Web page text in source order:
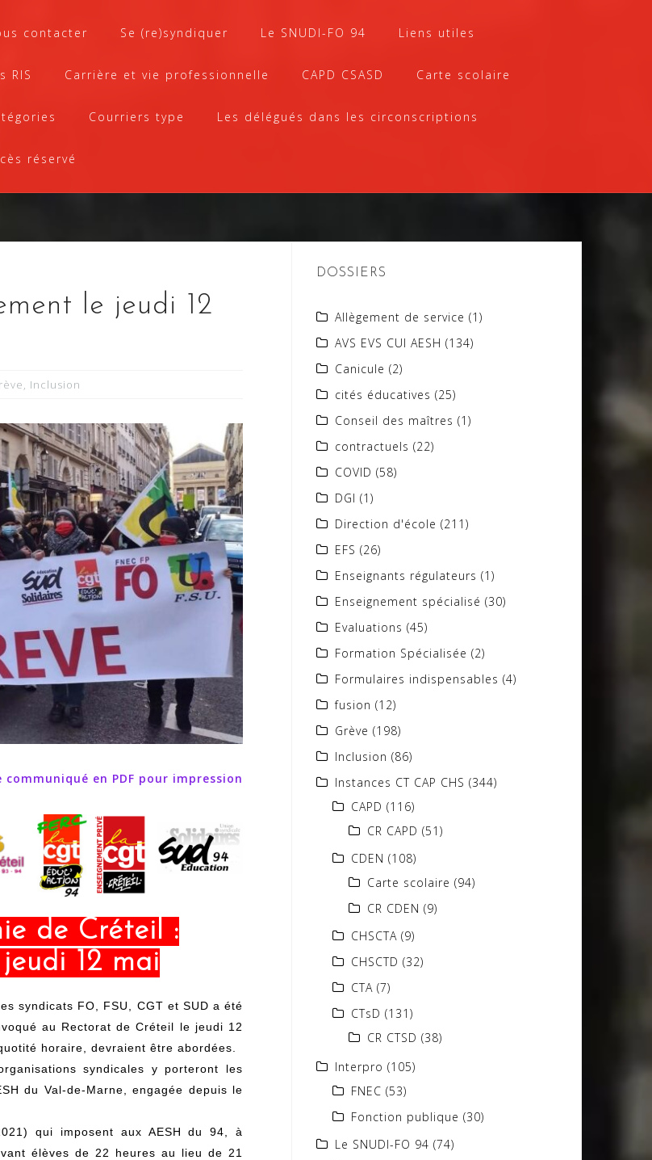
contacter Se (re)syndiquer Le SNUDI-FO 94 Liens utiles
RIS Carrière et vie professionnelle CAPD CSASD Carte scolaire
Courriers type Les délégués dans les circonscriptions
réservé
le jeudi 12
, Inclusion
communiqué en PDF pour impression
de Créteil :
12 mai
syndicats FO, FSU, CGT et SUD a été
au Rectorat de Créteil le jeudi 12
horaire, devraient être abordées.
syndicales y porteront les
du Val-de-Marne, engagée depuis le
qui imposent aux AESH du 94, à
élèves de 22 heures au lieu de 21
DOSSIERS
Allègement de service (1)
AVS EVS CUI AESH (134)
Canicule (2)
cités éducatives (25)
Conseil des maîtres (1)
contractuels (22)
COVID (58)
DGI (1)
Direction d'école (211)
EFS (26)
Enseignants régulateurs (1)
Enseignement spécialisé (30)
Evaluations (45)
Formation Spécialisée (2)
Formulaires indispensables (4)
fusion (12)
Grève (198)
Inclusion (86)
Instances CT CAP CHS (344)
CAPD (116)
CR CAPD (51)
CDEN (108)
Carte scolaire (94)
CR CDEN (9)
CHSCTA (9)
CHSCTD (32)
CTA (7)
CTsD (131)
CR CTSD (38)
Interpro (105)
FNEC (53)
Fonction publique (30)
Le SNUDI-FO 94 (74)